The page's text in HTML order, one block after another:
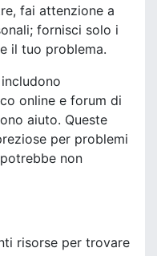
fai attenzione a
fornisci solo i
il tuo problema.
online e forum di
aiuto. Queste
per problemi
non
risorse per trovare